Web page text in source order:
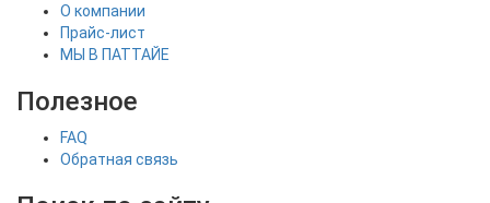
О компании
Прайс-лист
МЫ В ПАТТАЙЕ
Полезное
FAQ
Обратная связь